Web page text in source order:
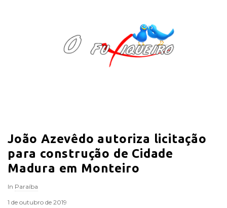
F
q
u
e
João Azevêdo autoriza licitação
para construção de Cidade
Madura em Monteiro
In Paraíba
1 de outubro de 2019